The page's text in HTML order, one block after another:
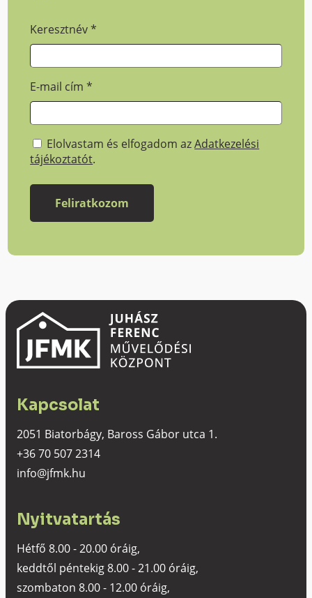
Keresztnév*
E-mail cím*
Elolvastam és elfogadom azAdatkezelési
tájékoztatót.
Kapcsolat
2051 Biatorbágy, Baross Gábor utca 1.
+36 70 507 2314
info@jfmk.hu
Nyitvatartás
Hétfő 8.00 - 20.00 óráig,
keddtől péntekig 8.00 - 21.00 óráig,
szombaton 8.00 - 12.00 óráig,